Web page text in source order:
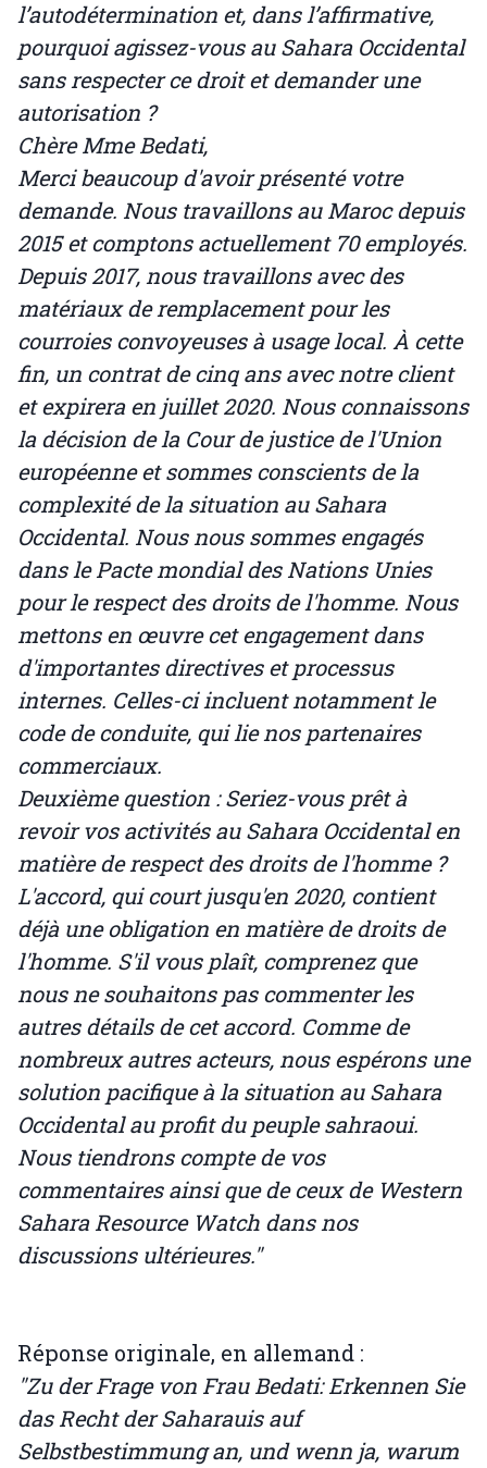
l’autodétermination et, dans l’affirmative,
pourquoi agissez-vous au Sahara Occidental
sans respecter ce droit et demander une
autorisation ?
Chère Mme Bedati,
Merci beaucoup d'avoir présenté votre
demande. Nous travaillons au Maroc depuis
2015 et comptons actuellement 70 employés.
Depuis 2017, nous travaillons avec des
matériaux de remplacement pour les
courroies convoyeuses à usage local. À cette
fin, un contrat de cinq ans avec notre client
et expirera en juillet 2020. Nous connaissons
la décision de la Cour de justice de l'Union
européenne et sommes conscients de la
complexité de la situation au Sahara
Occidental. Nous nous sommes engagés
dans le Pacte mondial des Nations Unies
pour le respect des droits de l'homme. Nous
mettons en œuvre cet engagement dans
d'importantes directives et processus
internes. Celles-ci incluent notamment le
code de conduite, qui lie nos partenaires
commerciaux.
Deuxième question : Seriez-vous prêt à
revoir vos activités au Sahara Occidental en
matière de respect des droits de l'homme ?
L'accord, qui court jusqu'en 2020, contient
déjà une obligation en matière de droits de
l'homme. S'il vous plaît, comprenez que
nous ne souhaitons pas commenter les
autres détails de cet accord. Comme de
nombreux autres acteurs, nous espérons une
solution pacifique à la situation au Sahara
Occidental au profit du peuple sahraoui.
Nous tiendrons compte de vos
commentaires ainsi que de ceux de Western
Sahara Resource Watch dans nos
discussions ultérieures."
Réponse originale, en allemand :
"Zu der Frage von Frau Bedati: Erkennen Sie
das Recht der Saharauis auf
Selbstbestimmung an, und wenn ja, warum